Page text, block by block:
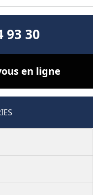
93 30
en ligne